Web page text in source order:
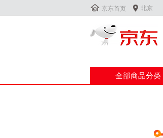
 京东首页  北京
全部商品分类